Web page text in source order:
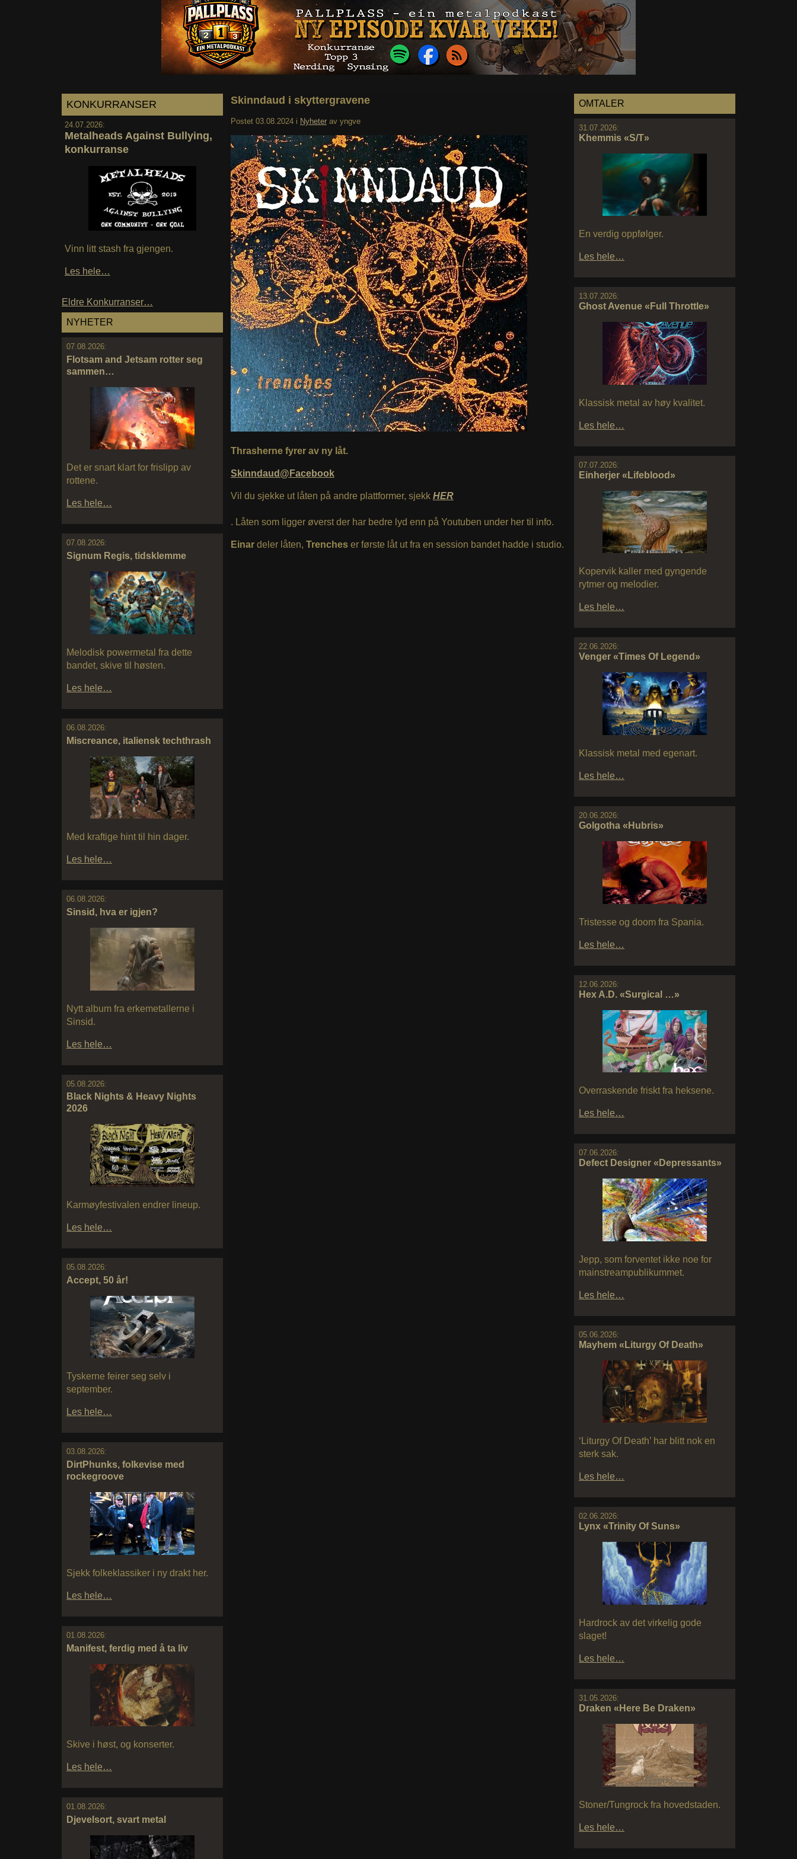
KONKURRANSER
24.07.2026:
Metalheads Against Bullying,
konkurranse
Vinn litt stash fra gjengen.
Les hele…
Eldre Konkurranser…
NYHETER
07.08.2026:
Flotsam and Jetsam rotter seg
sammen…
Det er snart klart for frislipp av
rottene.
Les hele…
07.08.2026:
Signum Regis, tidsklemme
Melodisk powermetal fra dette
bandet, skive til høsten.
Les hele…
06.08.2026:
Miscreance, italiensk techthrash
Med kraftige hint til hin dager.
Les hele…
06.08.2026:
Sinsid, hva er igjen?
Nytt album fra erkemetallerne i
Sinsid.
Les hele…
05.08.2026:
Black Nights & Heavy Nights
2026
Karmøyfestivalen endrer lineup.
Les hele…
05.08.2026:
Accept, 50 år!
Tyskerne feirer seg selv i
september.
Les hele…
03.08.2026:
DirtPhunks, folkevise med
rockegroove
Sjekk folkeklassiker i ny drakt her.
Les hele…
01.08.2026:
Manifest, ferdig med å ta liv
Skive i høst, og konserter.
Les hele…
01.08.2026:
Djevelsort, svart metal
OMTALER
31.07.2026:
Khemmis «S/T»
En verdig oppfølger.
Les hele…
13.07.2026:
Ghost Avenue «Full Throttle»
Klassisk metal av høy kvalitet.
Les hele…
07.07.2026:
Einherjer «Lifeblood»
Kopervik kaller med gyngende
rytmer og melodier.
Les hele…
22.06.2026:
Venger «Times Of Legend»
Klassisk metal med egenart.
Les hele…
20.06.2026:
Golgotha «Hubris»
Tristesse og doom fra Spania.
Les hele…
12.06.2026:
Hex A.D. «Surgical …»
Overraskende friskt fra heksene.
Les hele…
07.06.2026:
Defect Designer «Depressants»
Jepp, som forventet ikke noe for
mainstreampublikummet.
Les hele…
05.06.2026:
Mayhem «Liturgy Of Death»
‘Liturgy Of Death’ har blitt nok en
sterk sak.
Les hele…
02.06.2026:
Lynx «Trinity Of Suns»
Hardrock av det virkelig gode
slaget!
Les hele…
31.05.2026:
Draken «Here Be Draken»
Stoner/Tungrock fra hovedstaden.
Les hele…
Skinndaud i skyttergravene
Postet 03.08.2024 i Nyheter av yngve
Thrasherne fyrer av ny låt.
Skinndaud@Facebook
Vil du sjekke ut låten på andre plattformer, sjekk HER
. Låten som ligger øverst der har bedre lyd enn på Youtuben under her til info.
Einar deler låten, Trencheser første låt ut fra en session bandet hadde i studio.